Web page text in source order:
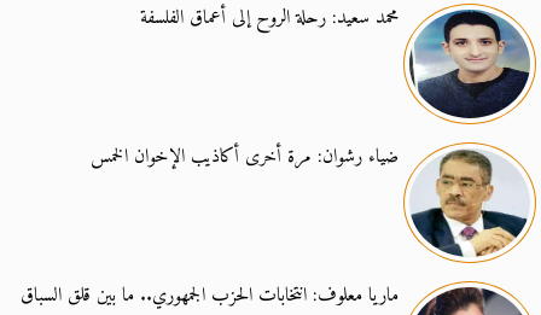
محمد سعيد: رحلة الروح إلى أعماق الفلسفة
ضياء رشوان: مرة أخرى أكاذيب الإخوان الخمس
ماريا معلوف: انتخابات الحزب الجمهوري.. ما بين قلق السباق